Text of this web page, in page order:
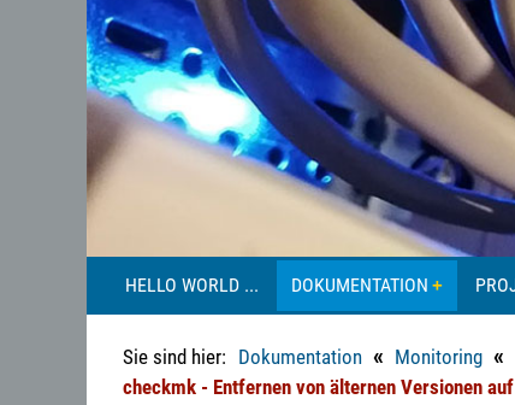
HELLO WORLD ... DOKUMENTATION
Sie sind hier: Dokumentation « Monitoring «
checkmk - Entfernen von älternen Versionen